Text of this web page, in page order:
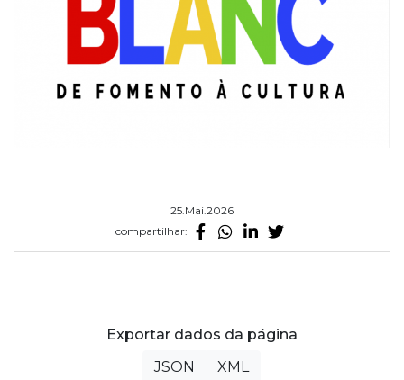
25.Mai.2026
compartilhar:
Exportar dados da página
JSON
XML